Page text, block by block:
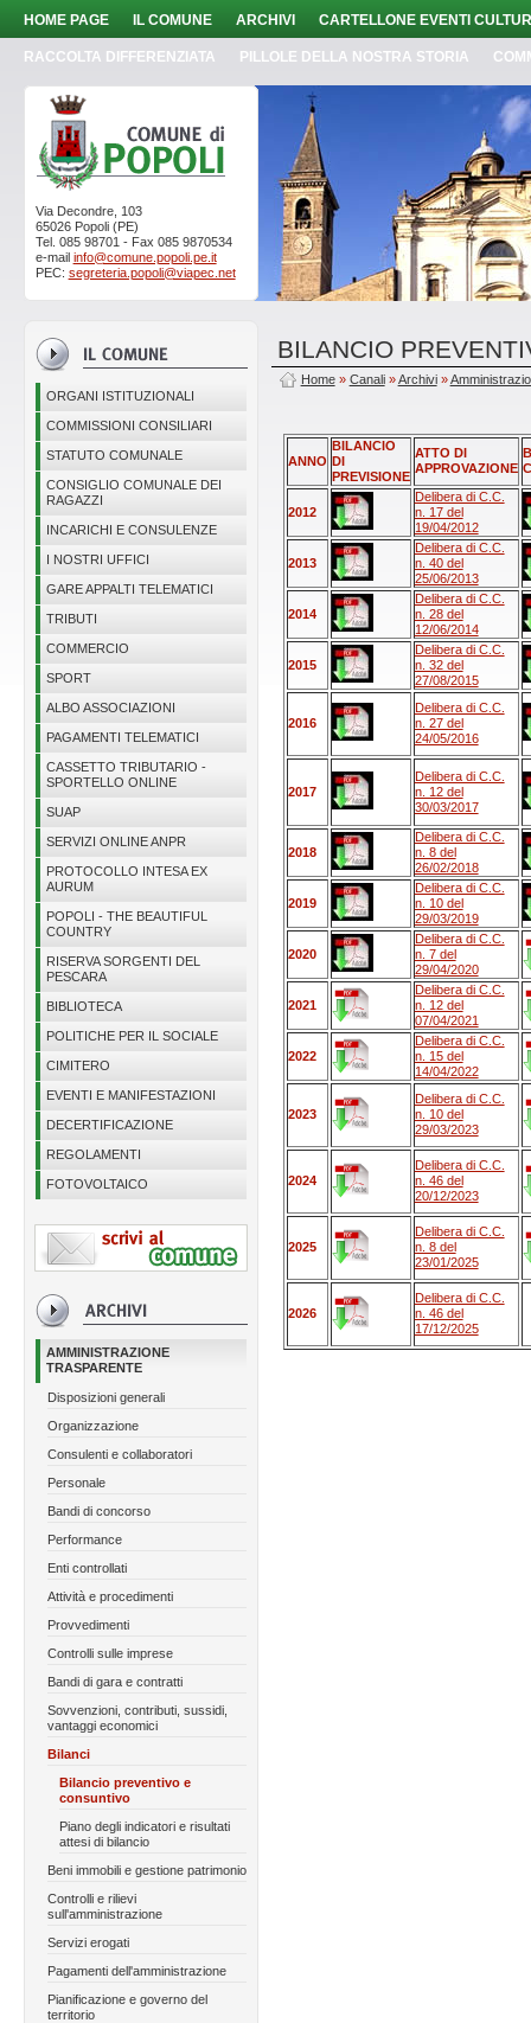
HOME PAGE IL COMUNE ARCHIVI CARTELLONE EVENTI
RACCOLTA DIFFERENZIATA PILLOLE DELLA NOSTRA STORIA
Via Decondre, 103
65026 Popoli (PE)
Tel. 085 98701 - Fax 085 9870534
e-mail info@comune.popoli.pe.it
PEC: segreteria.popoli@viapec.net
ORGANI ISTITUZIONALI
COMMISSIONI CONSILIARI
STATUTO COMUNALE
CONSIGLIO COMUNALE DEI
RAGAZZI
INCARICHI E CONSULENZE
I NOSTRI UFFICI
GARE APPALTI TELEMATICI
TRIBUTI
COMMERCIO
SPORT
ALBO ASSOCIAZIONI
PAGAMENTI TELEMATICI
CASSETTO TRIBUTARIO -
SPORTELLO ONLINE
SUAP
SERVIZI ONLINE ANPR
PROTOCOLLO INTESA EX
AURUM
POPOLI - THE BEAUTIFUL
COUNTRY
RISERVA SORGENTI DEL
PESCARA
BIBLIOTECA
POLITICHE PER IL SOCIALE
CIMITERO
EVENTI E MANIFESTAZIONI
DECERTIFICAZIONE
REGOLAMENTI
FOTOVOLTAICO
AMMINISTRAZIONE
TRASPARENTE
Disposizioni generali
Organizzazione
Consulenti e collaboratori
Personale
Bandi di concorso
Performance
Enti controllati
Attività e procedimenti
Provvedimenti
Controlli sulle imprese
Bandi di gara e contratti
Sovvenzioni, contributi, sussidi,
vantaggi economici
Bilanci
Bilancio preventivo e
consuntivo
Piano degli indicatori e risultati
attesi di bilancio
Beni immobili e gestione patrimonio
Controlli e rilievi
sull'amministrazione
Servizi erogati
Pagamenti dell'amministrazione
Pianificazione e governo del
territorio
BILANCIO
Home» Canali»Archivi»
ANNO
BILANCIO
DI
PREVISIONE
ATTO DI
APPROVAZIONE
2012
Delibera di C.C.
n. 17 del
19/04/2012
2013
Delibera di C.C.
n. 40 del
25/06/2013
2014
Delibera di C.C.
n. 28 del
12/06/2014
2015
Delibera di C.C.
n. 32 del
27/08/2015
2016
Delibera di C.C.
n. 27 del
24/05/2016
2017
Delibera di C.C.
n. 12 del
30/03/2017
2018
Delibera di C.C.
n. 8 del
26/02/2018
2019
Delibera di C.C.
n. 10 del
29/03/2019
2020
Delibera di C.C.
n. 7 del
29/04/2020
2021
Delibera di C.C.
n. 12 del
07/04/2021
2022
Delibera di C.C.
n. 15 del
14/04/2022
2023
Delibera di C.C.
n. 10 del
29/03/2023
2024
Delibera di C.C.
n. 46 del
20/12/2023
2025
Delibera di C.C.
n. 8 del
23/01/2025
2026
Delibera di C.C.
n. 46 del
17/12/2025